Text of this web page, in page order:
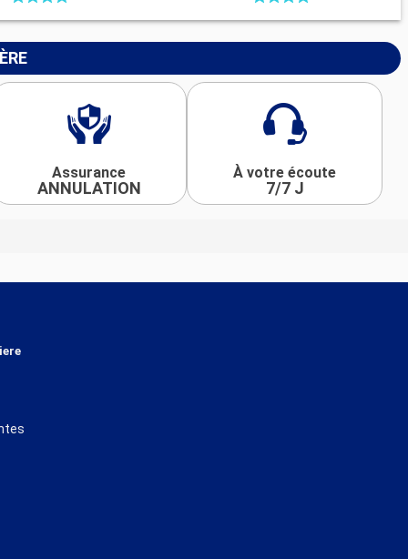
Assurance
ANNULATION
À votre écoute
7/7 J